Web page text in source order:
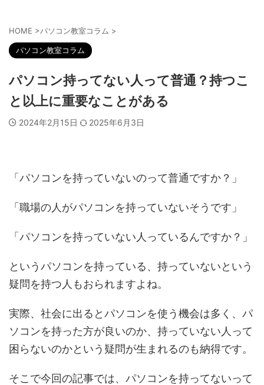
HOME >パソコン教室コラム >
パソコン教室コラム
パソコン持ってない人って普通？持つこ
と以上に重要なことがある
2024年2月15日 2025年6月3日
「パソコンを持っていないのって普通ですか？」
「職場の人がパソコンを持っていないそうです」
「パソコンを持っていない人っているんですか？」
というパソコンを持っている、持っていないという
疑問を持つ人もおられますよね。
実際、社会に出るとパソコンを使う機会は多く、パ
ソコンを持った方が良いのか、持っていない人って
困らないのかという疑問が生まれるのも納得です。
そこで今回の記事では、パソコンを持ってないって